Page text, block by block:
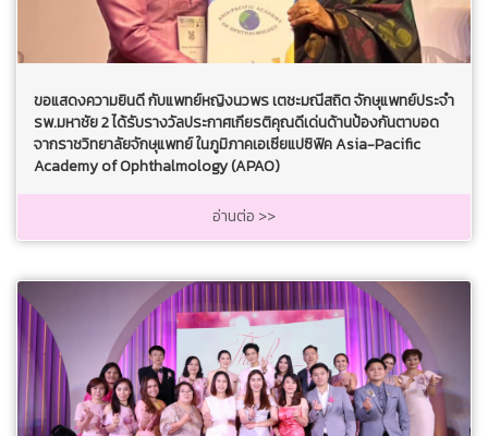
ขอแสดงความยินดี กับแพทย์หญิงนวพร เตชะมณีสถิต จักษุแพทย์ประจำ
รพ.มหาชัย 2 ได้รับรางวัลประกาศเกียรติคุณดีเด่นด้านป้องกันตาบอด
จากราชวิทยาลัยจักษุแพทย์ ในภูมิภาคเอเซียแปซิฟิค Asia-Pacific
Academy of Ophthalmology (APAO)
อ่านต่อ >>